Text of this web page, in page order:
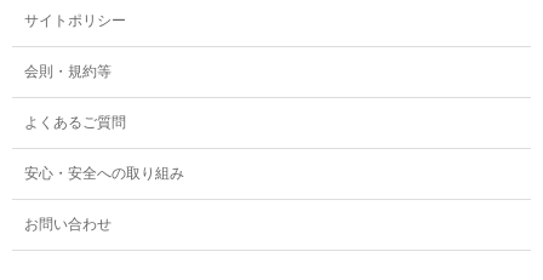
メガロス玉川学園テニススクール
メガロス東小金井学童クラブ
メガロス大和
サイトポリシー
会則・規約等
よくあるご質問
安心・安全への取り組み
お問い合わせ